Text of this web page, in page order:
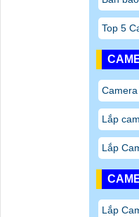
Top 5
Lắp
Lắp
Lắp